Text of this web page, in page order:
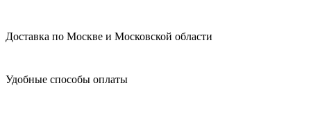
Доставка по Москве и Московской области
Удобные способы оплаты